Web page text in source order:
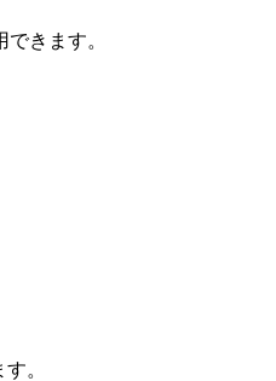
きます。
。